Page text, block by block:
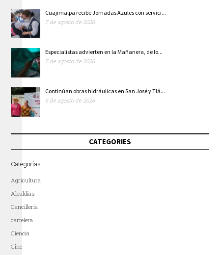
Cuajimalpa recibe Jornadas Azules con servici...
7 de agosto de 2026
Especialistas advierten en la Mañanera, de lo...
7 de agosto de 2026
Continúan obras hidráulicas en San José y Tlá...
6 de agosto de 2026
CATEGORIES
Categorías
Agricultura
Alcaldías
Cancillería
cartelera
Ciencia
Cine